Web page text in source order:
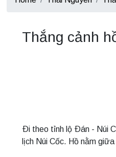
Thắng cảnh
Ði theo tỉnh lộ Ðán - Núi
lịch Núi Cốc. Hồ nằm